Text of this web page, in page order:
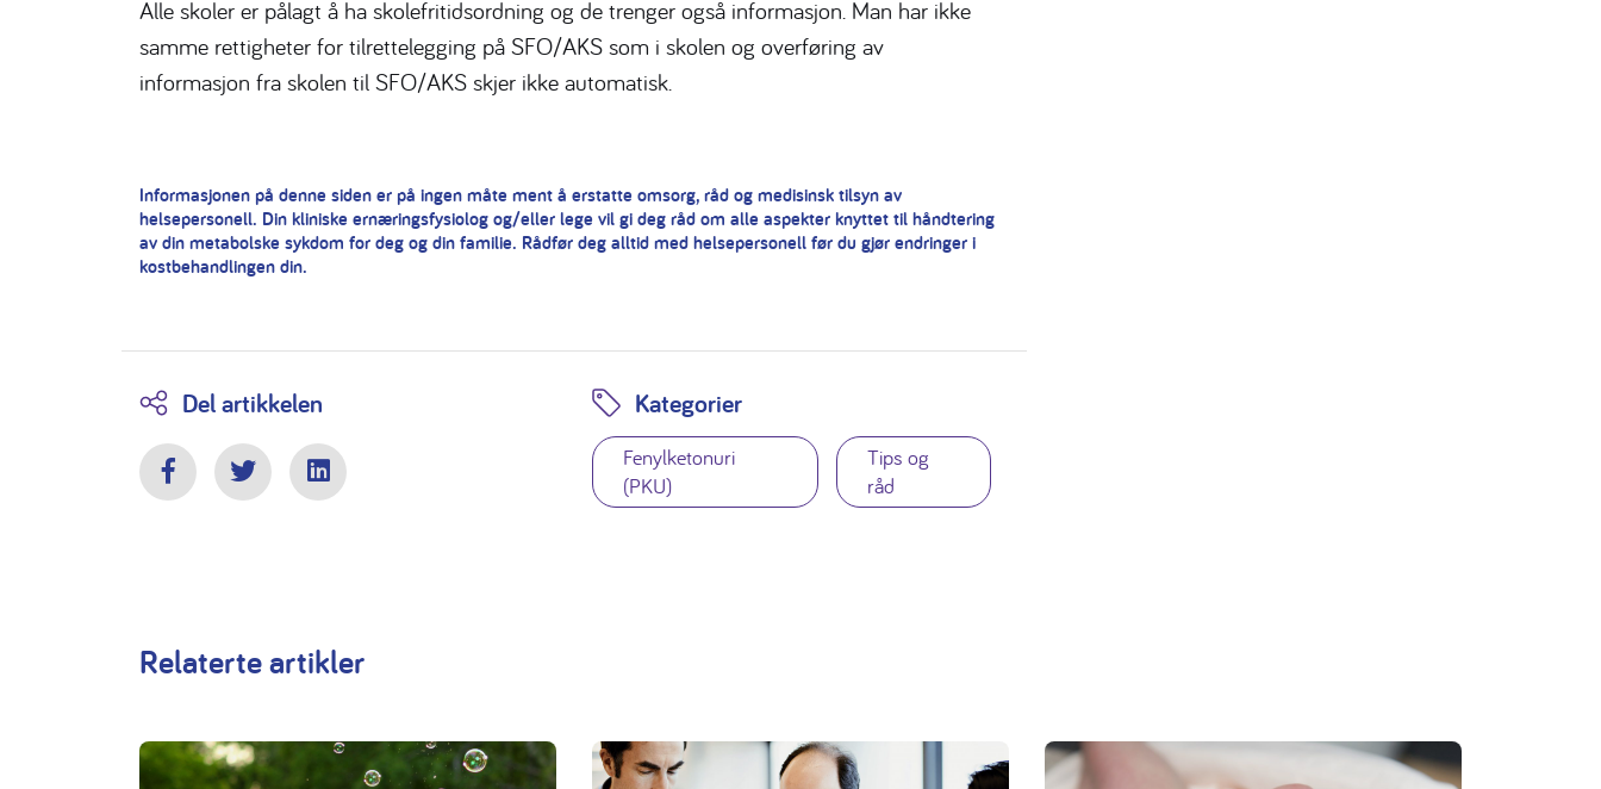
Alle skoler er pålagt å ha skolefritidsordning og de trenger også informasjon. Man har ikke
samme rettigheter for tilrettelegging på SFO/AKS som i skolen og overføring av
informasjon fra skolen til SFO/AKS skjer ikke automatisk.
Informasjonen på denne siden er på ingen måte ment å erstatte omsorg, råd og medisinsk tilsyn av
helsepersonell. Din kliniske ernæringsfysiolog og/eller lege vil gi deg råd om alle aspekter knyttet til håndtering
av din metabolske sykdom for deg og din familie. Rådfør deg alltid med helsepersonell før du gjør endringer i
kostbehandlingen din.
Del artikkelen
FacebookTwitter LinkedIn
Kategorier
Fenylketonuri
(PKU)
Tips og
råd
Relaterte artikler